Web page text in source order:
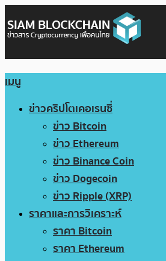
เมนู
ข่าวคริปโตเคอเรนซี่
ข่าว Bitcoin
ข่าว Ethereum
ข่าว Binance Coin
ข่าว Dogecoin
ข่าว Ripple (XRP)
ราคาและการวิเคราะห์
ราคา Bitcoin
ราคา Ethereum